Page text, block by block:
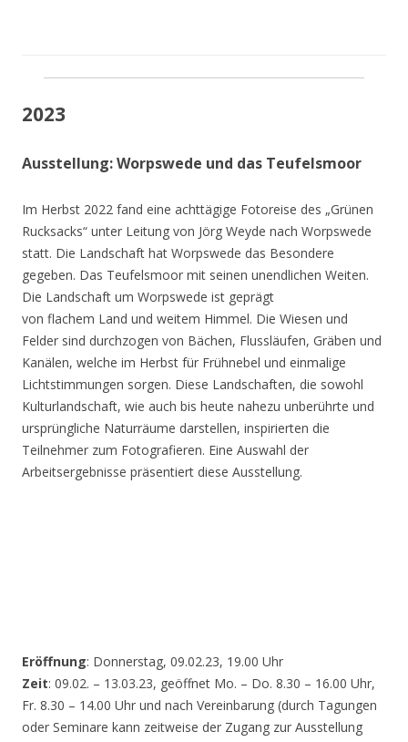
2023
Ausstellung: Worpswede und das Teufelsmoor
Im Herbst 2022 fand eine achttägige Fotoreise des „Grünen
Rucksacks“ unter Leitung von Jörg Weyde nach Worpswede
statt. Die Landschaft hat Worpswede das Besondere
gegeben. Das Teufelsmoor mit seinen unendlichen Weiten.
Die Landschaft um Worpswede ist geprägt
von flachem Land und weitem Himmel. Die Wiesen und
Felder sind durchzogen von Bächen, Flussläufen, Gräben und
Kanälen, welche im Herbst für Frühnebel und einmalige
Lichtstimmungen sorgen. Diese Landschaften, die sowohl
Kulturlandschaft, wie auch bis heute nahezu unberührte und
ursprüngliche Naturräume darstellen, inspirierten die
Teilnehmer zum Fotografieren. Eine Auswahl der
Arbeitsergebnisse präsentiert diese Ausstellung.
Eröffnung: Donnerstag, 09.02.23, 19.00 Uhr
Zeit: 09.02. – 13.03.23, geöffnet Mo. – Do. 8.30 – 16.00 Uhr,
Fr. 8.30 – 14.00 Uhr und nach Vereinbarung (durch Tagungen
oder Seminare kann zeitweise der Zugang zur Ausstellung